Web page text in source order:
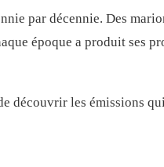
par décennie. Des
époque a produit ses
découvrir les émissions